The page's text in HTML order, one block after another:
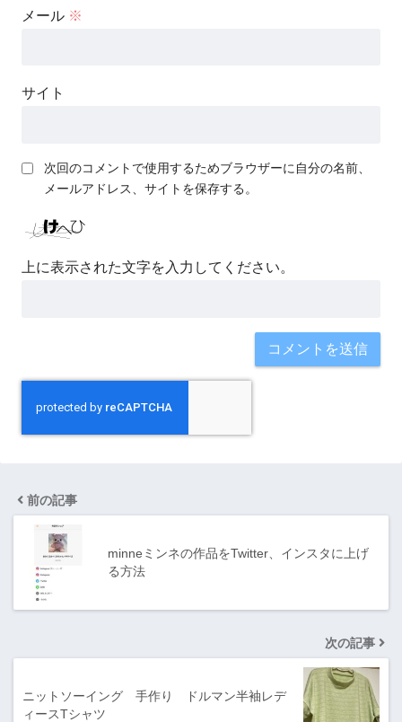
メール ※
サイト
次回のコメントで使用するためブラウザーに自分の名前、
メールアドレス、サイトを保存する。
上に表示された文字を入力してください。
前の記事
minneミンネの作品をTwitter、インスタに上げ
る方法
次の記事
ニットソーイング 手作り ドルマン半袖レデ
ィースTシャツ